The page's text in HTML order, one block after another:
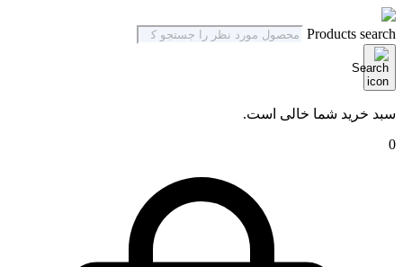
Products search
سبد خرید شما خالی است.
0